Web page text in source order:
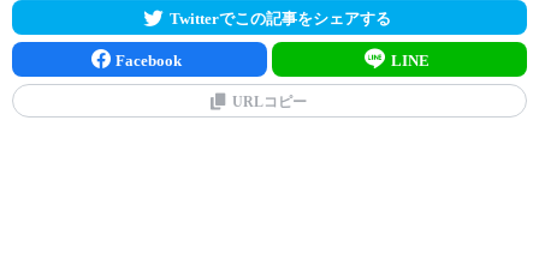
Twitterでこの記事をシェアする
Facebook LINE
URLコピー